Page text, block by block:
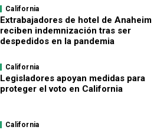
California
Extrabajadores de hotel de Anaheim
reciben indemnización tras ser
despedidos en la pandemia
California
Legisladores apoyan medidas para
proteger el voto en California
California